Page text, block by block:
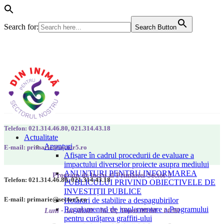
Search for: Search Button
Actualitate
Anunțuri
Afișare în cadrul procedurii de evaluare a
impactului diverselor proiecte asupra mediului
ANUNȚURI PENTRU INFORMAREA
PUBLICULUI PRIVIND OBIECTIVELE DE
INVESTIȚII PUBLICE
Hotarari de stabilire a despagubirilor
Regulamentul de implementare a Programului
pentru curățarea graffiti-ului
Telefon: 021.314.46.80, 021.314.43.18
E-mail: primarie@sector5.ro
Program de lucru al Primăriei Sector 5
Luni - Joi 08:00 - 16:30; Vineri 08:00 - 14:00
Telefon: 021.314.46.80, 021.314.43.18
E-mail: primarie@sector5.ro